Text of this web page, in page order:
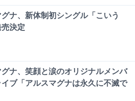
ナ、新体制初シングル「こいう
決定
ナ、笑顔と涙のオリジナルメンバ
ブ「アルスマグナは永久に不滅で